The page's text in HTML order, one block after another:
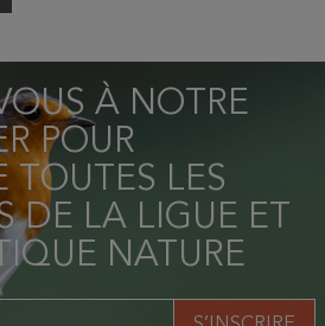
À NOTRE
POUR
TOUTES LES
DE LA LIGUE ET
NATURE